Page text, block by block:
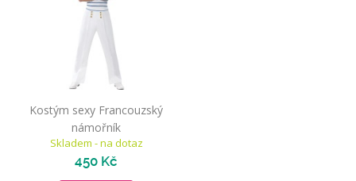
Kostým sexy Francouzský
námořník
Skladem - na dotaz
450 Kč